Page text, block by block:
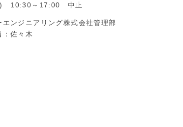
10:30～17:00 中止
エンジニアリング株式会社管理部
：佐々木